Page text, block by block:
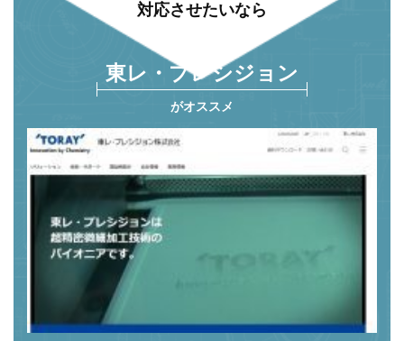
対応させたいなら
東レ・プレシジョン
がオススメ